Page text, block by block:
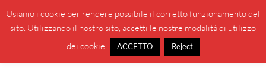
contenuto
BeppeBlog
MENU
CURIOSITÀ
Usiamo i cookie per rendere possibile il corretto funzionamento del
sito. Utilizzando il nostro sito, accetti le nostre modalità di utilizzo
dei cookie.
ACCETTO Reject